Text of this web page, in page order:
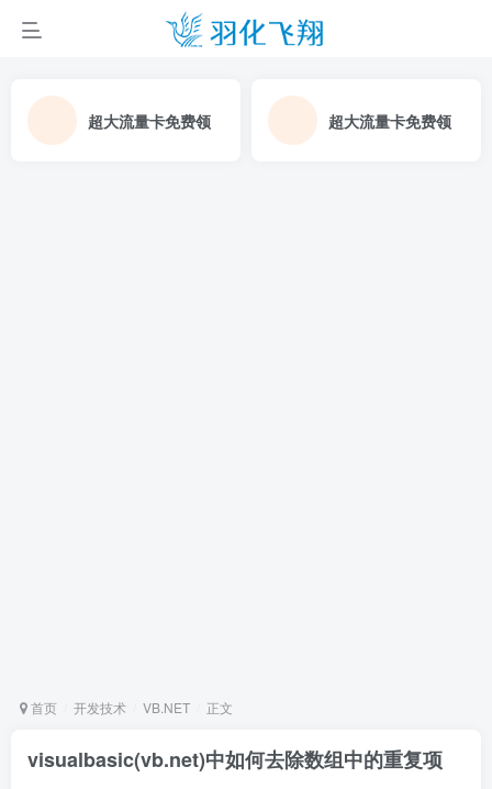
超大流量卡免费领 超大流量卡免费领
首页 开发技术 VB.NET 正文
visualbasic(vb.net)中如何去除数组中的重复项